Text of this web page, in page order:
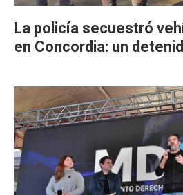
La policía secuestró
en Concordia: un